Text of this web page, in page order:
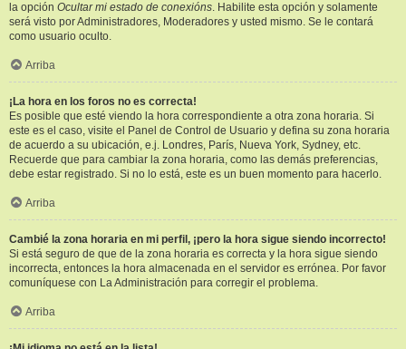
la opción Ocultar mi estado de conexións. Habilite esta opción y solamente
será visto por Administradores, Moderadores y usted mismo. Se le contará
como usuario oculto.
Arriba
¡La hora en los foros no es correcta!
Es posible que esté viendo la hora correspondiente a otra zona horaria. Si
este es el caso, visite el Panel de Control de Usuario y defina su zona horaria
de acuerdo a su ubicación, e.j. Londres, París, Nueva York, Sydney, etc.
Recuerde que para cambiar la zona horaria, como las demás preferencias,
debe estar registrado. Si no lo está, este es un buen momento para hacerlo.
Arriba
Cambié la zona horaria en mi perfil, ¡pero la hora sigue siendo incorrecto!
Si está seguro de que de la zona horaria es correcta y la hora sigue siendo
incorrecta, entonces la hora almacenada en el servidor es errónea. Por favor
comuníquese con La Administración para corregir el problema.
Arriba